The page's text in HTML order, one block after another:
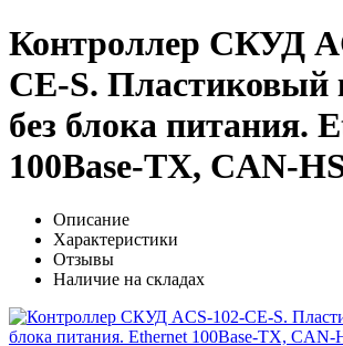
Контроллер СКУД
CE-S. Пластиковый
без блока питания.
100Base-TX, CAN-
Описание
Характеристики
Отзывы
Наличие на складах